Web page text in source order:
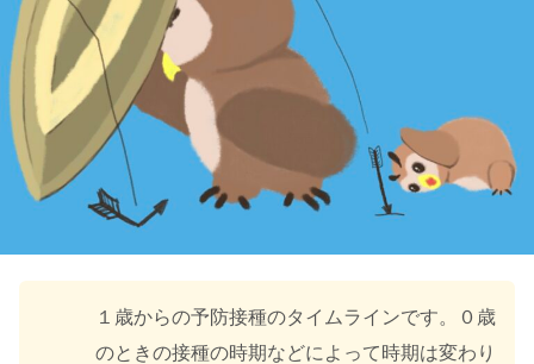
１歳からの予防接種のタイムラインです。０歳
のときの接種の時期などによって時期は変わり